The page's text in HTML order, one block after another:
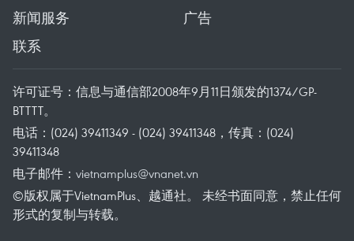
新闻服务
广告
联系
许可证号：信息与通信部2008年9月11日颁发的1374/GP-
BTTTT。
电话：(024) 39411349 - (024) 39411348，传真：(024)
39411348
电子邮件： vietnamplus@vnanet.vn
©版权属于VietnamPlus、越通社。 未经书面同意，禁止任何
形式的复制与转载。